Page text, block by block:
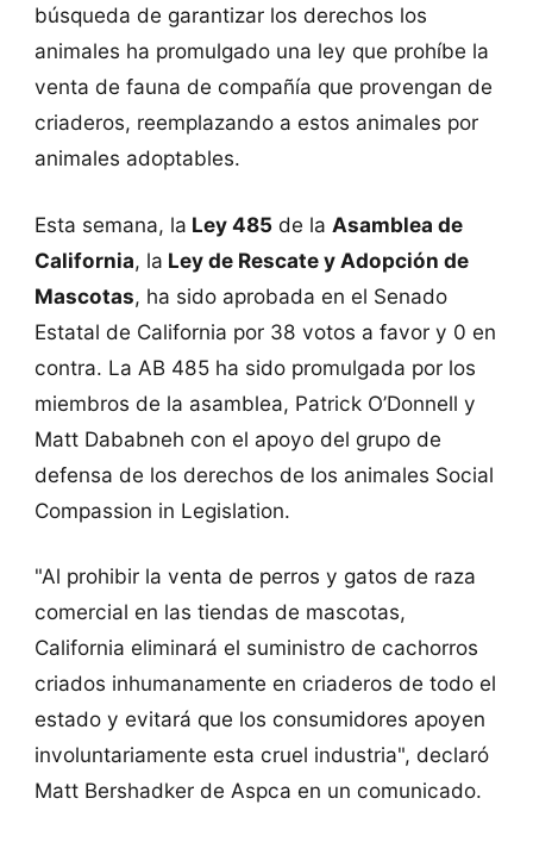
búsqueda de garantizar los derechos los
animales ha promulgado una ley que prohíbe la
venta de fauna de compañía que provengan de
criaderos, reemplazando a estos animales por
animales adoptables.
Esta semana, la Ley 485de la Asamblea de
California, la Ley de Rescate y Adopción de
Mascotas, ha sido aprobada en el Senado
Estatal de California por 38 votos a favor y 0 en
contra. La AB 485 ha sido promulgada por los
miembros de la asamblea, Patrick O’Donnell y
Matt Dababneh con el apoyo del grupo de
defensa de los derechos de los animales Social
Compassion in Legislation.
"Al prohibir la venta de perros y gatos de raza
comercial en las tiendas de mascotas,
California eliminará el suministro de cachorros
criados inhumanamente en criaderos de todo el
estado y evitará que los consumidores apoyen
involuntariamente esta cruel industria", declaró
Matt Bershadker de Aspca en un comunicado.